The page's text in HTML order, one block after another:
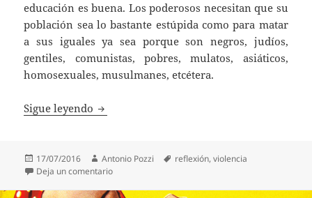
educación es buena. Los poderosos necesitan que su
población sea lo bastante estúpida como para matar
a sus iguales ya sea porque son negros, judíos,
gentiles, comunistas, pobres, mulatos, asiáticos,
homosexuales, musulmanes, etcétera.
Sigue leyendo La humanidad de los humanos en duda
Publicado
el
17/07/2016 Autor
Antonio Pozzi Etiquetas
reflexión,violencia
Deja un comentarioen La humanidad de los humanos en duda